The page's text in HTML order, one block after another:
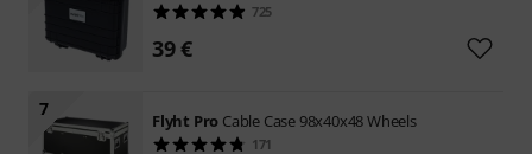
725
39 €
7
Flyht Pro Cable Case 98x40x48 Wheels
171